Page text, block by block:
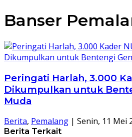
Banser
Peringati Harlah, 3.000
Dikumpulkan untuk
Muda
Berita, Pemalang | Senin, 11 Mei
Berita Terkait